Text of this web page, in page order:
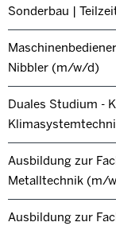
Sonderbau |
Nibbler (m/w/d)
Duales Studium -
Ausbildung zur
Metalltechnik (m/
Ausbildung zur